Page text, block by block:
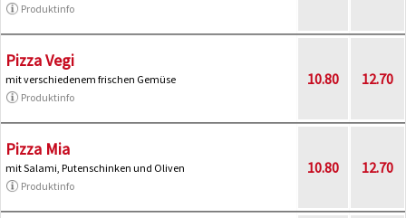
Produktinfo
Pizza Vegi
mit verschiedenem frischen Gemüse
Produktinfo
10.80 12.70
Pizza Mia
mit Salami, Putenschinken und Oliven
Produktinfo
10.80 12.70